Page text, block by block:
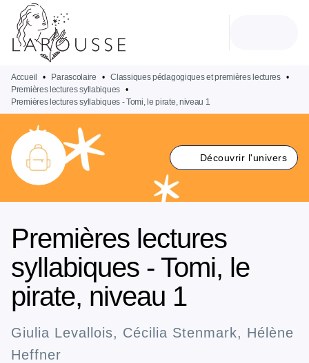
MENU
PIED DE PAGE
Accueil • Parascolaire • Classiques pédagogiques et premières lectures •
Premières lectures syllabiques •
Premières lectures syllabiques - Tomi, le pirate, niveau 1
Découvrir l'univers
Premières lectures
syllabiques - Tomi, le
pirate, niveau 1
Giulia Levallois, Cécilia Stenmark, Hélène
Heffner